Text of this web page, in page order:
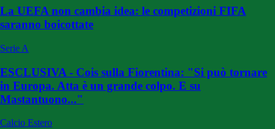
La UEFA non cambia idea: le competizioni FIFA
saranno boicottate
Serie A
ESCLUSIVA - Cois sulla Fiorentina: "Si può tornare
in Europa. Atta è un grande colpo. E su
Mastantuono..."
Calcio Estero